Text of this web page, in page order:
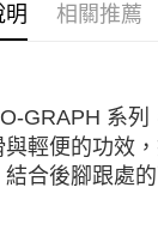
明 相關推薦
GRAPH 系
與輕便的功效
結合後腳跟處